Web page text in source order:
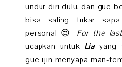
undur diri dulu, dan gue
bisa saling tukar
personal 😍 For the last
ucapkan untuk Liayang
gue ijin menyapa man-